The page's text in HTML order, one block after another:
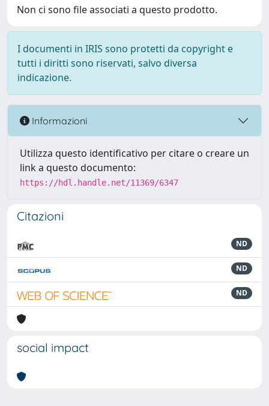
Non ci sono file associati a questo prodotto.
I documenti in IRIS sono protetti da copyright e
tutti i diritti sono riservati, salvo diversa
indicazione.
Informazioni
Utilizza questo identificativo per citare o creare un
link a questo documento:
https://hdl.handle.net/11369/6347
Citazioni
ND
ND
ND
social impact